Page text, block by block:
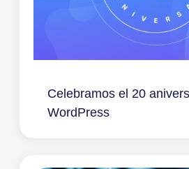
Celebramos el 20
WordPress